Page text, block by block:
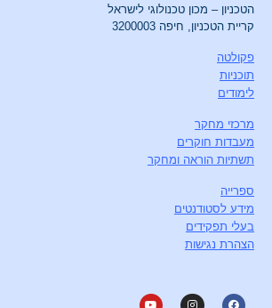
הטכניון – מכון טכנולוגי לישראל
קריית הטכניון, חיפה 3200003
פקולטה
תוכניות
לימודים
מרכזי מחקר
מעבדות חוקרים
תשתיות הוראה ומחקר
ספרייה
מידע לסטודנטים
בעלי תפקידים
הצהרת נגישות